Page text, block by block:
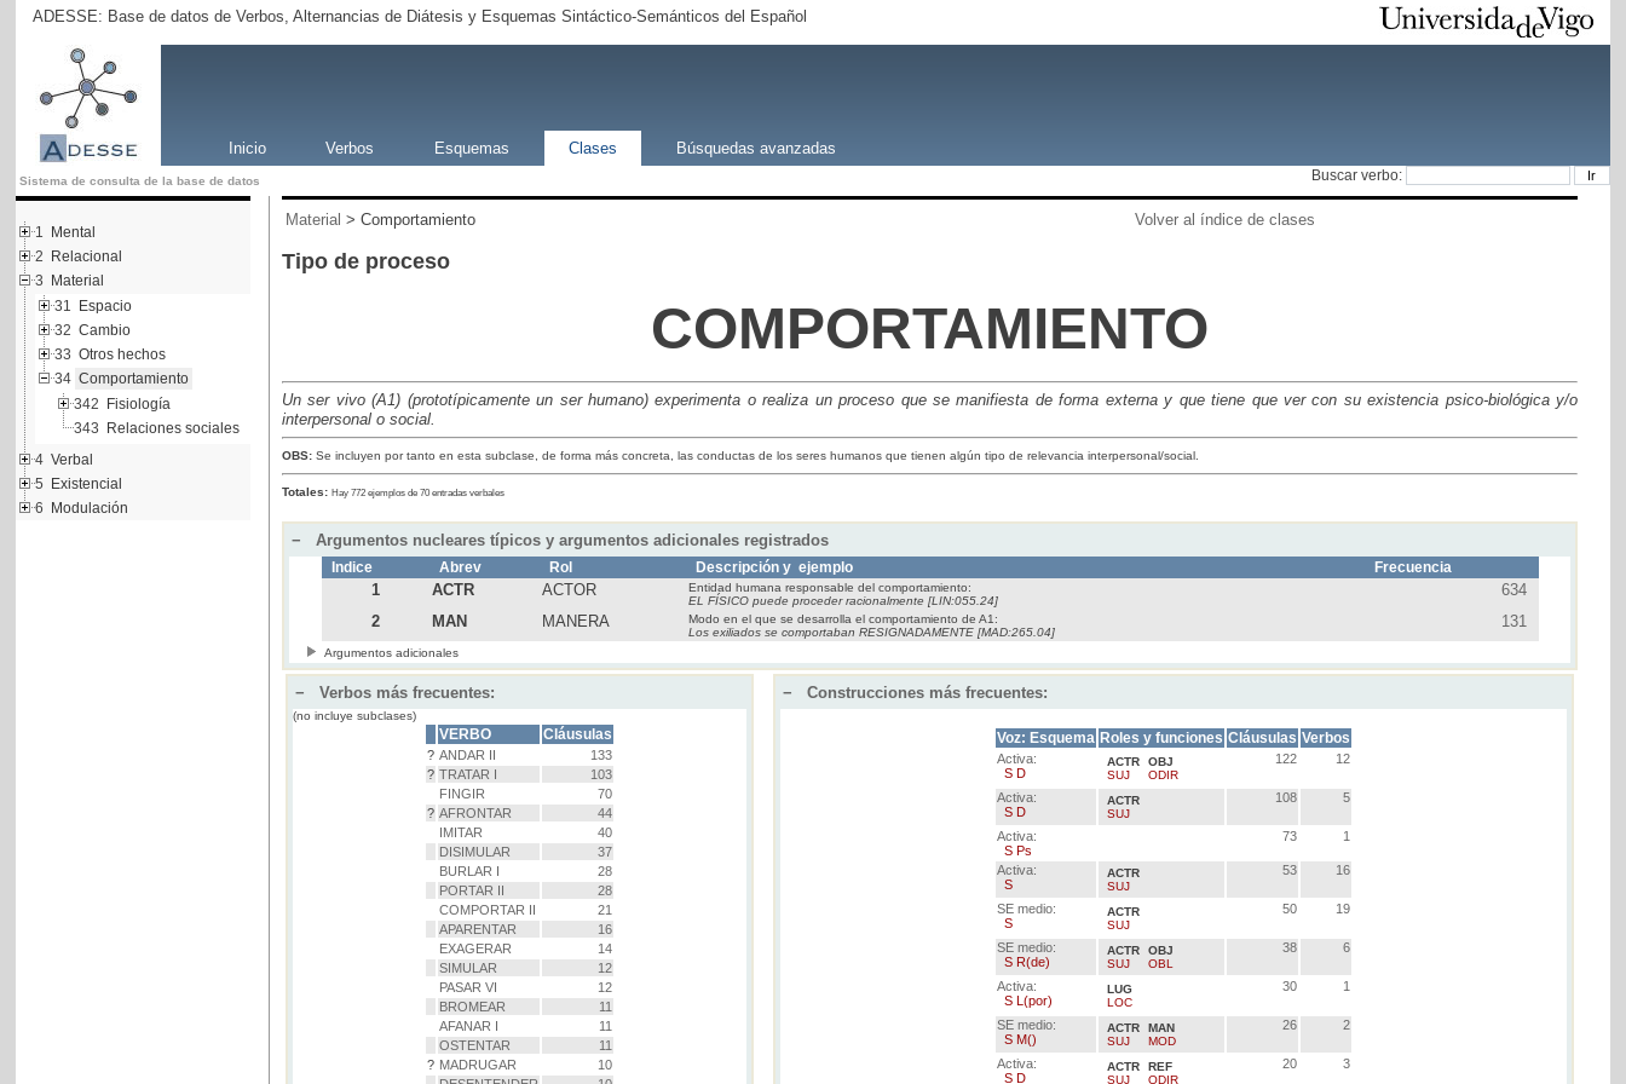
ADESSE: Base de datos de Verbos, Alternancias de Diátesis y Esquemas Sintáctico-Semánticos del Español
Inicio Verbos Esquemas Clases Búsquedas avanzadas
Sistema de consulta de la base de datos Buscar verbo:
1
Mental
2 Relacional
3 Material
31
Espacio
32 Cambio
33 Otros hechos
34 Comportamiento
342 Fisiología
343 Relaciones sociales
4 Verbal
5 Existencial
6 Modulación
Material > Comportamiento Volver al índice de clases
Tipo de proceso
COMPORTAMIENTO
Un ser vivo (A1) (prototípicamente un ser humano) experimenta o realiza un proceso que se manifiesta de forma externa y que tiene que ver con su existencia psico-biológica y/o
interpersonal o social.
OBS: Se incluyen por tanto en esta subclase, de forma más concreta, las conductas de los seres humanos que tienen algún tipo de relevancia interpersonal/social.
Totales: Hay 772 ejemplos de 70 entradas verbales
− Argumentos nucleares típicos y argumentos adicionales registrados
Indice Abrev Rol Descripción y ejemplo Frecuencia
1 ACTR ACTOR
Entidad humana responsable del comportamiento:
EL FÍSICO puede proceder racionalmente [LIN:055.24]
634
2
MAN MANERA
Modo en el que se desarrolla el comportamiento de A1:
Los exiliados se comportaban RESIGNADAMENTE [MAD:265.04]
131
Argumentos adicionales
− Verbos más frecuentes:
(no incluye subclases)
VERBO Cláusulas
? ANDAR II
133
? TRATAR I
103
FINGIR
70
? AFRONTAR
44
IMITAR
40
DISIMULAR
37
BURLAR I
28
PORTAR II
28
COMPORTAR II
21
APARENTAR
16
EXAGERAR
14
SIMULAR
12
PASAR VI
12
BROMEAR
11
AFANAR I
11
OSTENTAR
11
? MADRUGAR
10
− Construcciones más frecuentes:
Voz: Esquema Roles y funciones Cláusulas Verbos
Activa:
S D
ACTR
SUJ
OBJ
ODIR
122 12
Activa:
S D
ACTR
SUJ
108 5
Activa:
S Ps
73 1
Activa:
S
ACTR
SUJ
53 16
SE medio:
S
ACTR
SUJ
50 19
SE medio:
S R(de)
ACTR
SUJ
OBJ
OBL
38 6
Activa:
S L(por)
LUG
LOC
30 1
SE medio:
S M()
ACTR
SUJ
MAN
MOD
26 2
Activa:
S D
ACTR
SUJ
REF
ODIR
20 3